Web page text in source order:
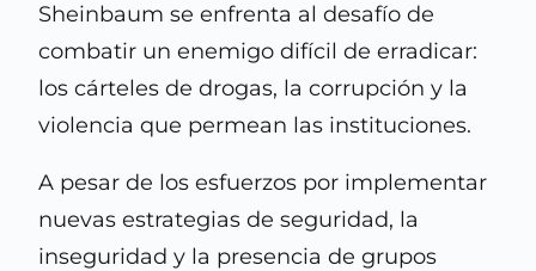
Sheinbaum se enfrenta al desafío de
combatir un enemigo difícil de erradicar:
los cárteles de drogas, la corrupción y la
violencia que permean las instituciones.
A pesar de los esfuerzos por implementar
nuevas estrategias de seguridad, la
inseguridad y la presencia de grupos